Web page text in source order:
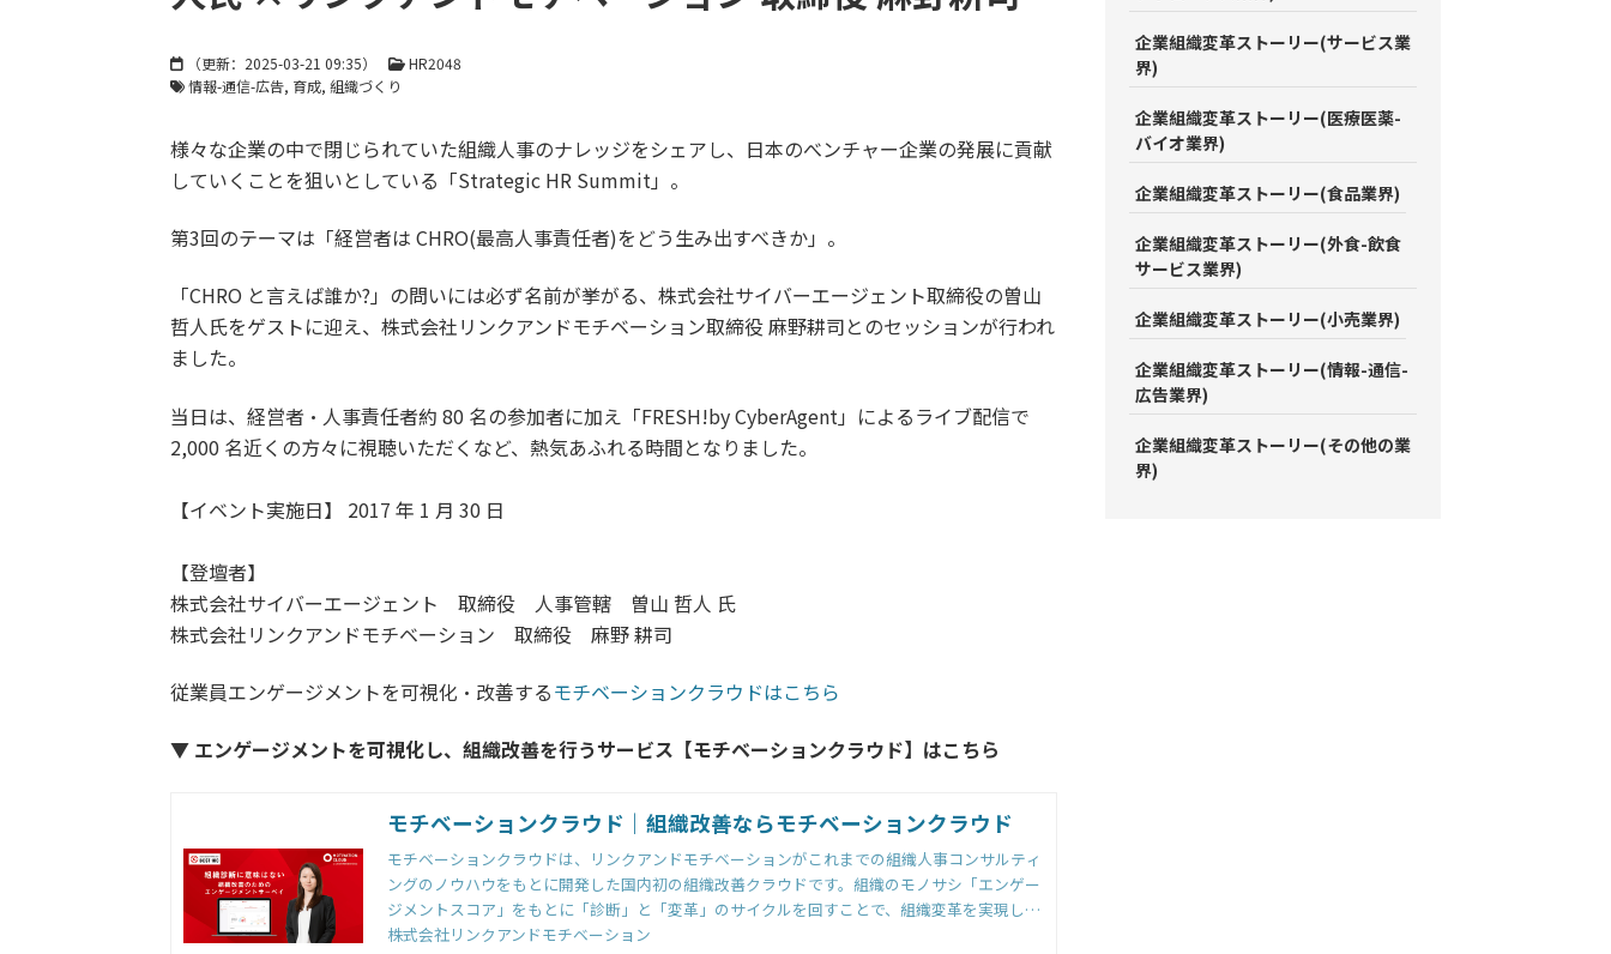
（更新： 2025-03-21 09:35）
HR2048
情報-通信-広告 育成 組織づくり
様々な企業の中で閉じられていた組織人事のナレッジをシェアし、日本のべンチャー企業の発展に貢献
していくことを狙いとしている「Strategic HR Summit」。
第3回のテーマは「経営者は CHRO(最高人事責任者)をどう生み出すべきか」。
「CHRO と言えば誰か?」の問いには必ず名前が挙がる、株式会社サイバーエージェント取締役の曽山
哲人氏をゲストに迎え、株式会社リンクアンドモチベーション取締役 麻野耕司とのセッションが行われ
ました。
当日は、経営者・人事責任者約 80 名の参加者に加え「FRESH!by CyberAgent」によるライブ配信で
2,000 名近くの方々に視聴いただくなど、熱気あふれる時間となりました。
【イベント実施日】 2017 年 1 月 30 日
【登壇者】
株式会社サイバーエージェント 取締役 人事管轄 曽山 哲人 氏
株式会社リンクアンドモチベーション 取締役 麻野 耕司
従業員エンゲージメントを可視化・改善するモチベーションクラウドはこちら
▼ エンゲージメントを可視化し、組織改善を行うサービス【モチベーションクラウド】はこちら
モチベーションクラウド｜組織改善ならモチベーションクラウド
モチベーションクラウドは、リンクアンドモチベーションがこれまでの組織人事コンサルティ
ングのノウハウをもとに開発した国内初の組織改善クラウドです。組織のモノサシ「エンゲー
ジメントスコア」をもとに「診断」と「変革」のサイクルを回すことで、組織変革を実現しま
す。
株式会社リンクアンドモチベーション
企業組織変革ストーリー(サービス業
界)
企業組織変革ストーリー(医療医薬-
バイオ業界)
企業組織変革ストーリー(食品業界)
企業組織変革ストーリー(外食-飲食
サービス業界)
企業組織変革ストーリー(小売業界)
企業組織変革ストーリー(情報-通信-
広告業界)
企業組織変革ストーリー(その他の業
界)